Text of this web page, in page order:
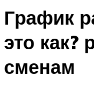
График
это как?
сменам